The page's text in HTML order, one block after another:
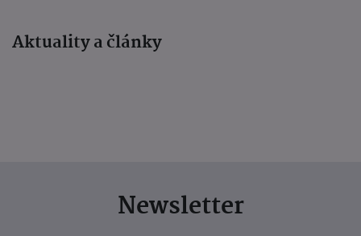
Aktuality a články
Newsletter